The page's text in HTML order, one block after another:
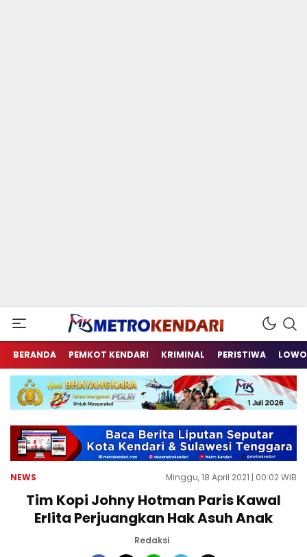
metrokendari
Berita Terkini Sulawesi Tenggara
BERANDA PEMKOT KENDARI KRIMINAL PERISTIWA
NEWS Minggu, 18 April 2021 | 00:02 WIB
Tim Kopi Johny Hotman Paris Kawal
Erlita Perjuangkan Hak Asuh Anak
Redaksi